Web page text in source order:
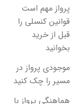
پرواز مهم است
قوانین کنسلی را
قبل از خرید
بخوانید
موجودی پرواز در
مسیر را چک کنید
هماهنگی پرواز با